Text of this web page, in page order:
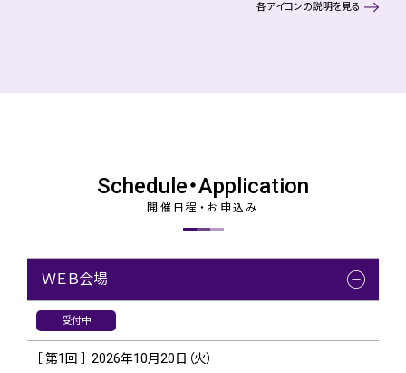
各アイコンの説明を見る
Schedule・Application
開催日程・お申込み
ＷＥＢ会場
受付中
［ 第1回 ］ 2026年10月20日（火）